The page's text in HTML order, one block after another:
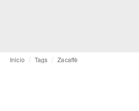
Inicio Tags Zacaffè